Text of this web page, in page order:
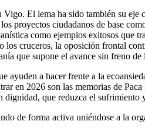
El lema ha sido también su eje
proyectos ciudadanos de base
como ejemplos exitosos que
cruceros, la oposición frontal
que supone el avance sin freno
a hacer frente a la
en 2026 son las memorias de
que reduzca el sufrimiento
de forma activa uniéndose a la